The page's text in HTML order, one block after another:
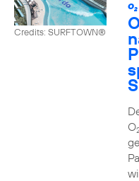
Credits: SURFTOWN®
O2
O